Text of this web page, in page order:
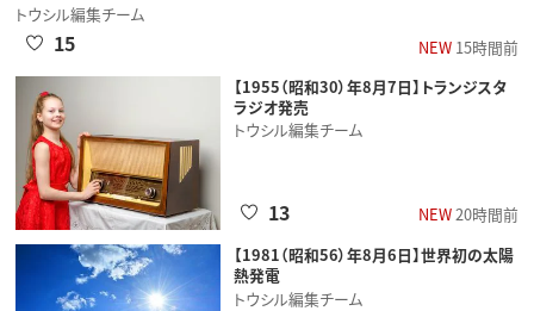
トウシル編集チーム
NEW15時間前
15
【1955（昭和30）年8月7日】トランジスタ
ラジオ発売
トウシル編集チーム
NEW20時間前
13
【1981（昭和56）年8月6日】世界初の太陽
熱発電
トウシル編集チーム